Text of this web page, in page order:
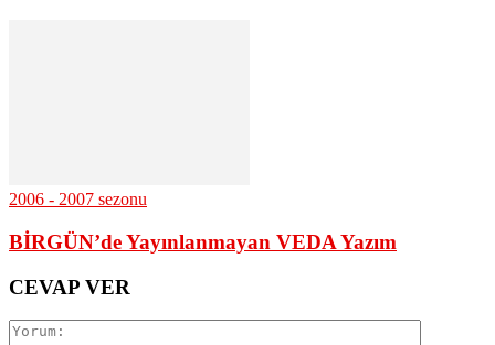
2006 - 2007 sezonu
BİRGÜN’de Yayınlanmayan VEDA Yazım
CEVAP VER